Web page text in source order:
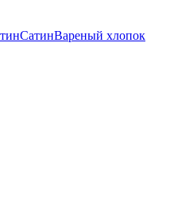
СатинВареный хлопок